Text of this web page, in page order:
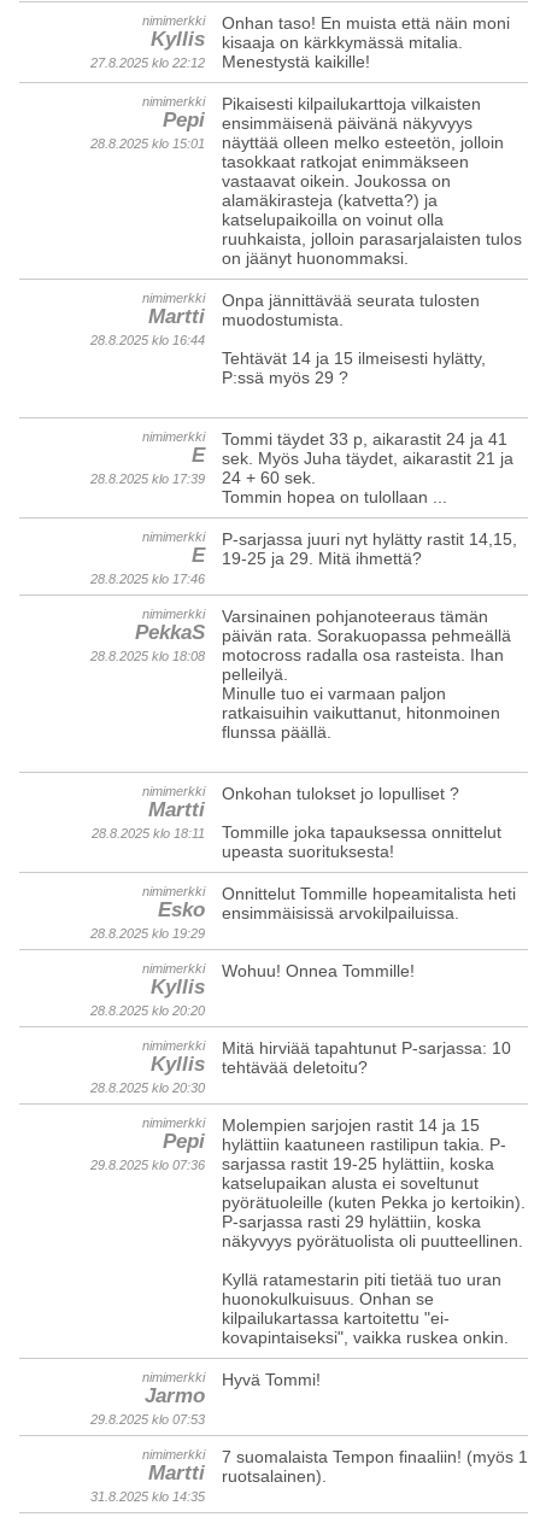
nimimerkki
Kyllis
27.8.2025 klo 22:12
Onhan taso! En muista että näin moni
kisaaja on kärkkymässä mitalia.
Menestystä kaikille!
nimimerkki
Pepi
28.8.2025 klo 15:01
Pikaisesti kilpailukarttoja vilkaisten
ensimmäisenä päivänä näkyvyys
näyttää olleen melko esteetön, jolloin
tasokkaat ratkojat enimmäkseen
vastaavat oikein. Joukossa on
alamäkirasteja (katvetta?) ja
katselupaikoilla on voinut olla
ruuhkaista, jolloin parasarjalaisten tulos
on jäänyt huonommaksi.
nimimerkki
Martti
28.8.2025 klo 16:44
Onpa jännittävää seurata tulosten
muodostumista.
Tehtävät 14 ja 15 ilmeisesti hylätty,
P:ssä myös 29 ?
nimimerkki
E
28.8.2025 klo 17:39
Tommi täydet 33 p, aikarastit 24 ja 41
sek. Myös Juha täydet, aikarastit 21 ja
24 + 60 sek.
Tommin hopea on tulollaan ...
nimimerkki
E
28.8.2025 klo 17:46
P-sarjassa juuri nyt hylätty rastit 14,15,
19-25 ja 29. Mitä ihmettä?
nimimerkki
PekkaS
28.8.2025 klo 18:08
Varsinainen pohjanoteeraus tämän
päivän rata. Sorakuopassa pehmeällä
motocross radalla osa rasteista. Ihan
pelleilyä.
Minulle tuo ei varmaan paljon
ratkaisuihin vaikuttanut, hitonmoinen
flunssa päällä.
nimimerkki
Martti
28.8.2025 klo 18:11
Onkohan tulokset jo lopulliset ?
Tommille joka tapauksessa onnittelut
upeasta suorituksesta!
nimimerkki
Esko
28.8.2025 klo 19:29
Onnittelut Tommille hopeamitalista heti
ensimmäisissä arvokilpailuissa.
nimimerkki
Kyllis
28.8.2025 klo 20:20
Wohuu! Onnea Tommille!
nimimerkki
Kyllis
28.8.2025 klo 20:30
Mitä hirviää tapahtunut P-sarjassa: 10
tehtävää deletoitu?
nimimerkki
Pepi
29.8.2025 klo 07:36
Molempien sarjojen rastit 14 ja 15
hylättiin kaatuneen rastilipun takia. P-
sarjassa rastit 19-25 hylättiin, koska
katselupaikan alusta ei soveltunut
pyörätuoleille (kuten Pekka jo kertoikin).
P-sarjassa rasti 29 hylättiin, koska
näkyvyys pyörätuolista oli puutteellinen.
Kyllä ratamestarin piti tietää tuo uran
huonokulkuisuus. Onhan se
kilpailukartassa kartoitettu "ei-
kovapintaiseksi", vaikka ruskea onkin.
nimimerkki
Jarmo
29.8.2025 klo 07:53
Hyvä Tommi!
nimimerkki
Martti
31.8.2025 klo 14:35
7 suomalaista Tempon finaaliin! (myös 1
ruotsalainen).